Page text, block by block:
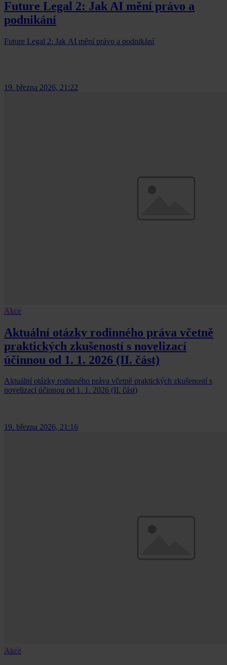
Future Legal 2: Jak AI mění právo a
podnikání
Future Legal 2: Jak AI mění právo a podnikání
19. března 2026, 21:22
Akce
Aktuální otázky rodinného práva včetně
praktických zkušeností s novelizací
účinnou od 1. 1. 2026 (II. část)
Aktuální otázky rodinného práva včetně praktických zkušeností s
novelizací účinnou od 1. 1. 2026 (II. část)
19. března 2026, 21:16
Akce